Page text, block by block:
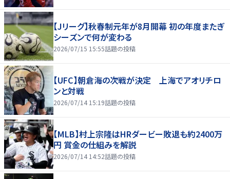
【Jリーグ】秋春制元年が8月開幕 初の年度またぎ
シーズンで何が変わる
2026/07/15 15:55話題の投稿
【UFC】朝倉海の次戦が決定 上海でアオリチロ
ンと対戦
2026/07/14 15:19話題の投稿
【MLB】村上宗隆はHRダービー敗退も約2400万
円 賞金の仕組みを解説
2026/07/14 14:52話題の投稿